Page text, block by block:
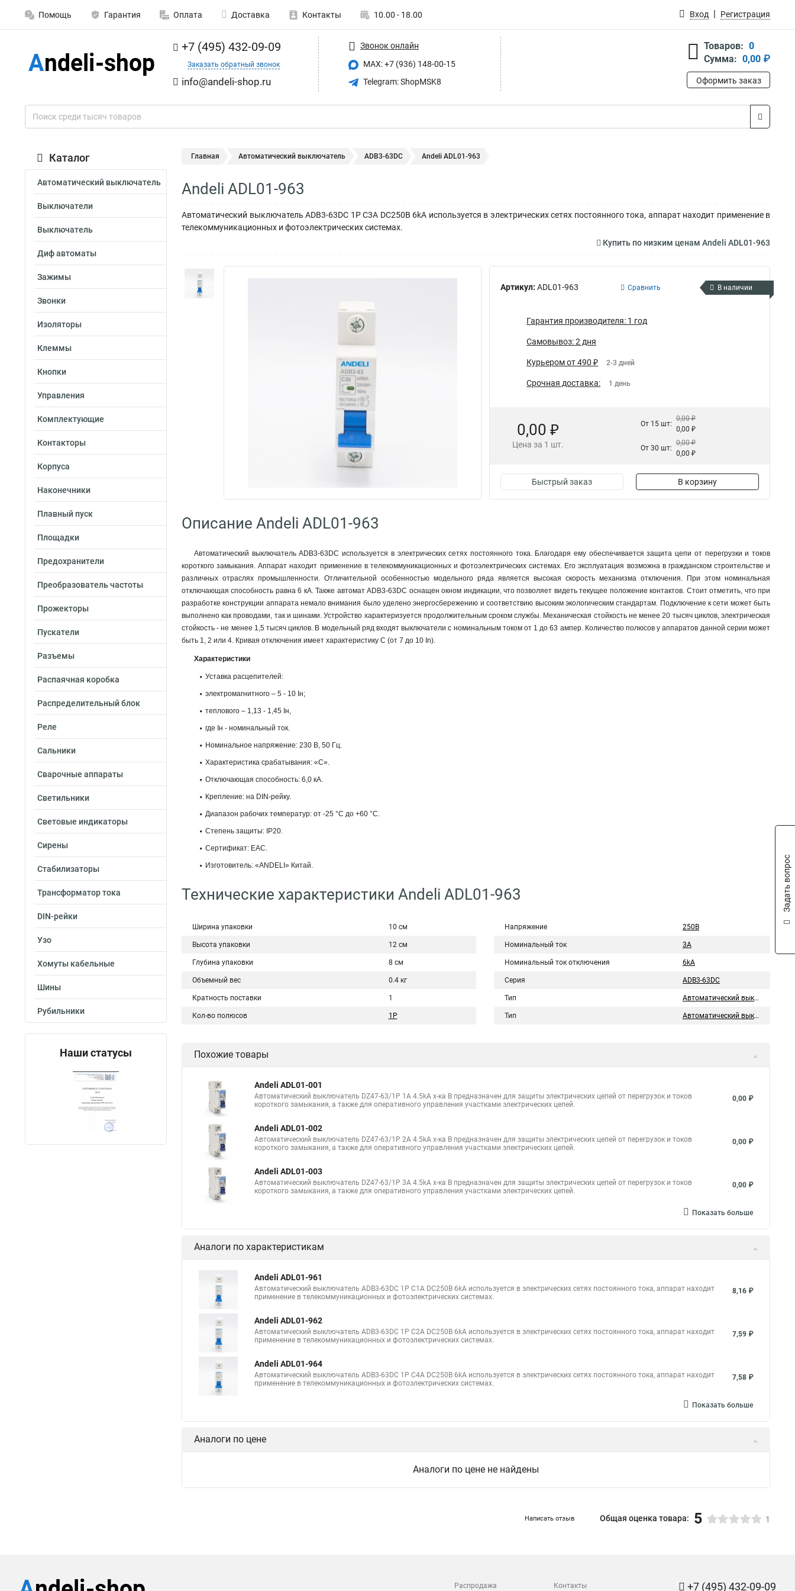
Помощь Гарантия Оплата Доставка Контакты 10.00 - 18.00 Вход Регистрация
+7 (495) 432-09-09
Заказать обратный звонок
info@andeli-shop.ru
Звонок онлайн
MAX: +7 (936) 148-00-15
Telegram: ShopMSK8
Товаров: 0
Сумма: 0,00 ₽
Оформить заказ
Каталог
Автоматический выключатель
Выключатели
Выключатель
Диф автоматы
Зажимы
Звонки
Изоляторы
Клеммы
Кнопки
Управления
Комплектующие
Контакторы
Корпуса
Наконечники
Плавный пуск
Площадки
Предохранители
Преобразователь частоты
Прожекторы
Пускатели
Разъемы
Распаячная коробка
Распределительный блок
Реле
Сальники
Сварочные аппараты
Светильники
Световые индикаторы
Сирены
Стабилизаторы
Трансформатор тока
DIN-рейки
Узо
Хомуты кабельные
Шины
Рубильники
Наши статусы
Главная Автоматический выключатель ADB3-63DC Andeli ADL01-963
Andeli ADL01-963
Автоматический выключатель ADB3-63DC 1P C3A DC250В 6kA используется в электрических сетях постоянного тока, аппарат находит применение в
телекоммуникационных и фотоэлектрических системах.
Купить по низким ценам Andeli ADL01-963
Артикул: ADL01-963 Сравнить В наличии
Гарантия производителя: 1 год
Самовывоз: 2 дня
Курьером от 490 ₽ 2-3 дней
Срочная доставка: 1 день
0,00 ₽
Цена за 1 шт.
От 15 шт:
0,00 ₽
0,00 ₽
От 30 шт:
0,00 ₽
0,00 ₽
Быстрый заказ В корзину
Описание Andeli ADL01-963
Автоматический выключатель ADB3-63DC используется в электрических сетях постоянного тока. Благодаря ему обеспечивается защита цепи от перегрузки и токов
короткого замыкания. Аппарат находит применение в телекоммуникационных и фотоэлектрических системах. Его эксплуатация возможна в гражданском строительстве и
различных отраслях промышленности. Отличительной особенностью модельного ряда является высокая скорость механизма отключения. При этом номинальная
отключающая способность равна 6 кА. Также автомат ADB3-63DC оснащен окном индикации, что позволяет видеть текущее положение контактов. Стоит отметить, что при
разработке конструкции аппарата немало внимания было уделено энергосбережению и соответствию высоким экологическим стандартам. Подключение к сети может быть
выполнено как проводами, так и шинами. Устройство характеризуется продолжительным сроком службы. Механическая стойкость не менее 20 тысяч циклов, электрическая
стойкость - не менее 1,5 тысяч циклов. В модельный ряд входят выключатели с номинальным током от 1 до 63 ампер. Количество полюсов у аппаратов данной серии может
быть 1, 2 или 4. Кривая отключения имеет характеристику C (от 7 до 10 In).
Характеристики
Уставка расцепителей:
электромагнитного – 5 - 10 Iн;
теплового – 1,13 - 1,45 Iн,
где Iн - номинальный ток.
Номинальное напряжение: 230 В, 50 Гц.
Характеристика срабатывания: «С».
Отключающая способность: 6,0 кА.
Крепление: на DIN-рейку.
Диапазон рабочих температур: от -25 °С до +60 °С.
Степень защиты: IP20.
Сертификат: ЕАС.
Изготовитель: «ANDELI» Китай.
Технические характеристики Andeli ADL01-963
Ширина упаковки 10 см
Высота упаковки 12 см
Глубина упаковки 8 см
Объемный вес 0.4 кг
Кратность поставки 1
Кол-во полюсов 1P
Напряжение 250В
Номинальный ток 3A
Номинальный ток отключения 6kA
Серия ADB3-63DC
Тип Автоматический выключатель
Тип Автоматический выключатель
Похожие товары
Andeli ADL01-001
Автоматический выключатель DZ47-63/1P 1A 4.5kA х-ка B предназначен для защиты электрических цепей от перегрузок и токов
короткого замыкания, а также для оперативного управления участками электрических цепей.
0,00 ₽
Andeli ADL01-002
Автоматический выключатель DZ47-63/1P 2A 4.5kA х-ка B предназначен для защиты электрических цепей от перегрузок и токов
короткого замыкания, а также для оперативного управления участками электрических цепей.
0,00 ₽
Andeli ADL01-003
Автоматический выключатель DZ47-63/1P 3A 4.5kA х-ка B предназначен для защиты электрических цепей от перегрузок и токов
короткого замыкания, а также для оперативного управления участками электрических цепей.
0,00 ₽
Показать больше
Аналоги по характеристикам
Andeli ADL01-961
Автоматический выключатель ADB3-63DC 1P C1A DC250В 6kA используется в электрических сетях постоянного тока, аппарат находит
применение в телекоммуникационных и фотоэлектрических системах.
8,16 ₽
Andeli ADL01-962
Автоматический выключатель ADB3-63DC 1P C2A DC250В 6kA используется в электрических сетях постоянного тока, аппарат находит
применение в телекоммуникационных и фотоэлектрических системах.
7,59 ₽
Andeli ADL01-964
Автоматический выключатель ADB3-63DC 1P C4A DC250В 6kA используется в электрических сетях постоянного тока, аппарат находит
применение в телекоммуникационных и фотоэлектрических системах.
7,58 ₽
Показать больше
Аналоги по цене
Аналоги по цене не найдены
Написать отзыв Общая оценка товара: 5 1
Распродажа Контакты +7 (495) 432-09-09
Задать вопрос